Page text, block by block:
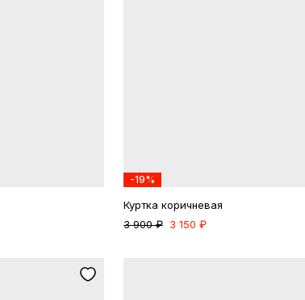
-19%
Куртка коричневая
3 900 ₽ 3 150 ₽